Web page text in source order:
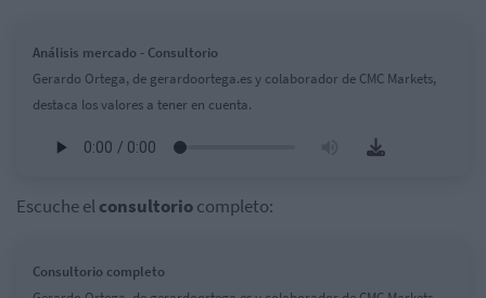
Análisis mercado - Consultorio
Gerardo Ortega, de gerardoortega.es y colaborador de CMC Markets,
destaca los valores a tener en cuenta.
Escuche elconsultoriocompleto:
Consultorio completo